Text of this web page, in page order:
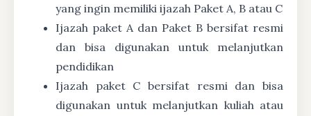
yang ingin memiliki ijazah Paket A, B atau C
Ijazah paket A dan Paket B bersifat resmi
dan bisa digunakan untuk melanjutkan
pendidikan
Ijazah paket C bersifat resmi dan bisa
digunakan untuk melanjutkan kuliah atau